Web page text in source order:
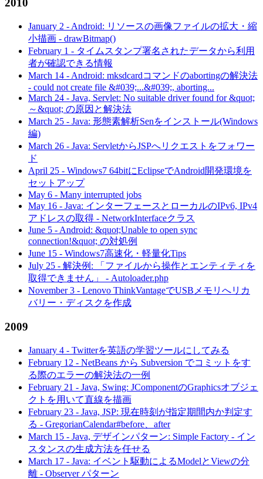
2010
January 2 - Android: リソースの画像ファイルの拡大・縮
小描画 - drawBitmap()
February 1 - タイムスタンプ署名されたデータから利用
者が確認できる情報
March 14 - Android: mksdcardコマンドのabortingの解決法
- could not create file &#039;...&#039;, aborting...
March 24 - Java, Servlet: No suitable driver found for &quot;
～&quot; の原因と解決法
March 25 - Java: 形態素解析Senをインストール(Windows
編)
March 26 - Java: ServletからJSPへリクエストをフォワー
ド
April 25 - Windows7 64bitにEclipseでAndroid開発環境を
セットアップ
May 6 - Many interrupted jobs
May 16 - Java: インターフェースとローカルのIPv6, IPv4
アドレスの取得 - NetworkInterfaceクラス
June 5 - Android: &quot;Unable to open sync
connection!&quot; の対処例
June 15 - Windows7高速化・軽量化Tips
July 25 - 解決例: 「ファイルから操作とエンティティを
取得できません」 - Autoloader.php
November 3 - Lenovo ThinkVantageでUSBメモリへリカ
バリー・ディスクを作成
2009
January 4 - Twitterを英語の学習ツールにしてみる
February 12 - NetBeans から Subversion でコミットをす
る際のエラーの解決法の一例
February 21 - Java, Swing: JComponentのGraphicsオブジェ
クトを用いて直線を描画
February 23 - Java, JSP: 現在時刻が指定期間内か判定す
る - GregorianCalendar#before、after
March 15 - Java, デザインパターン: Simple Factory - イン
スタンスの生成方法を任せる
March 17 - Java: イベント駆動によるModelとViewの分
離 - Observer パターン